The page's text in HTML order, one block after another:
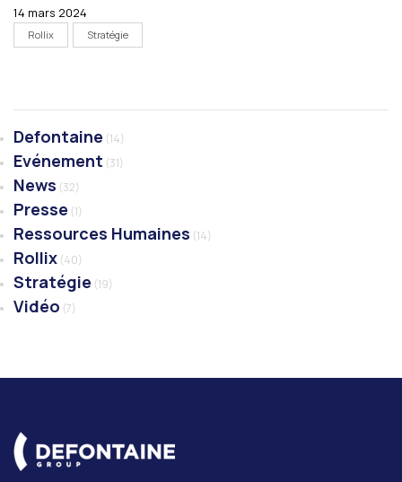
14 mars 2024
Rollix Stratégie
Defontaine (14)
Evénement (31)
News (32)
Presse (1)
Ressources Humaines (14)
Rollix (40)
Stratégie (19)
Vidéo (7)